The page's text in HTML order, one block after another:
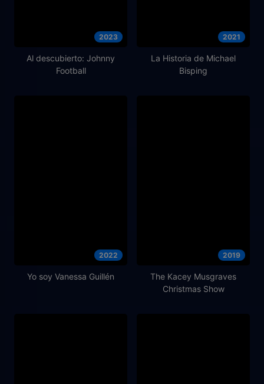
2023
Al descubierto: Johnny
Football
2021
La Historia de Michael
Bisping
2022
Yo soy Vanessa Guillén
2019
The Kacey Musgraves
Christmas Show